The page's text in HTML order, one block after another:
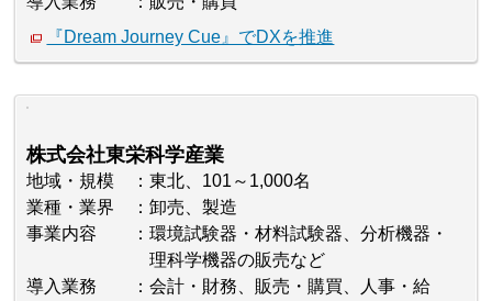
『Dream Journey Cue』でDXを推進
株式会社東栄科学産業
地域・規模
東北、101～1,000名
業種・業界
卸売、製造
事業内容
環境試験器・材料試験器、分析機器・
理科学機器の販売など
導入業務
会計・財務、販売・購買、人事・給